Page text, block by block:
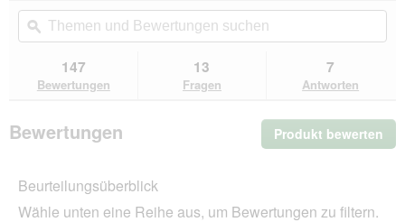
lesen
für
Adult
Thunfisch
12x70
du
zu
den
Themen
und
Bewertungen
ϙ
147
Bewertungen
13
Fragen
7
Antworten
Bewertungen Produkt bewerten
Mit
Beurteilungsüberblick
Wähle unten eine Reihe aus, um Bewertungen zu filtern.